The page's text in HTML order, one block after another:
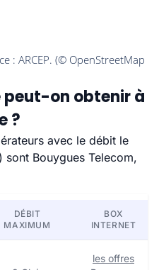
peut-on obtenir à
?
avec le débit le
Bouygues Telecom,
DÉBIT
MAXIMUM
BOX
INTERNET
les offres